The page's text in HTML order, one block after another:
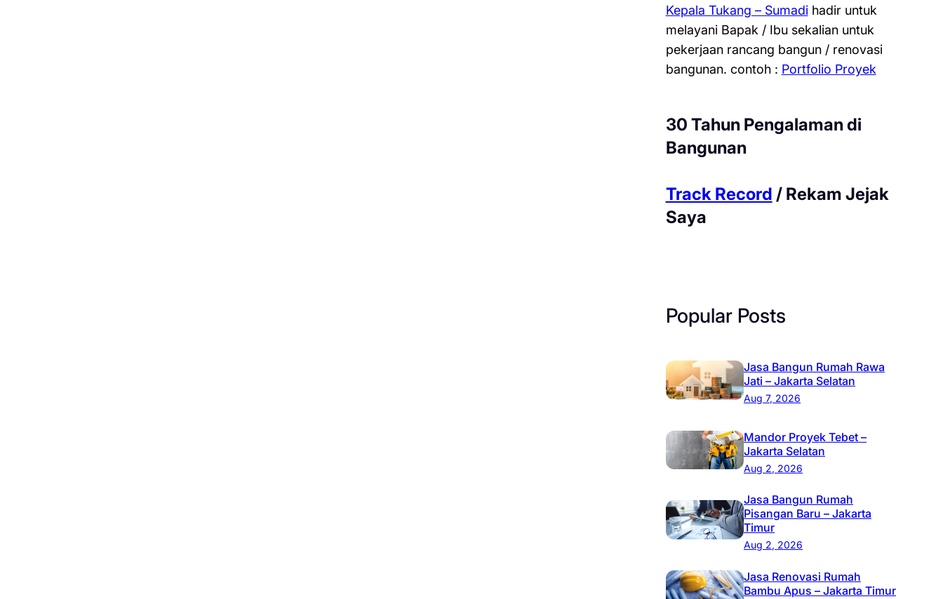
Kepala Tukang – Sumadihadir untuk
melayani Bapak / Ibu sekalian untuk
pekerjaan rancang bangun / renovasi
bangunan. contoh : Portfolio Proyek
30 Tahun Pengalaman di
Bangunan
Track Record / Rekam Jejak
Saya
Popular Posts
Jasa Bangun Rumah Rawa
Jati – Jakarta Selatan
Aug 7, 2026
Mandor Proyek Tebet –
Jakarta Selatan
Aug 2, 2026
Jasa Bangun Rumah
Pisangan Baru – Jakarta
Timur
Aug 2, 2026
Jasa Renovasi Rumah
Bambu Apus – Jakarta Timur